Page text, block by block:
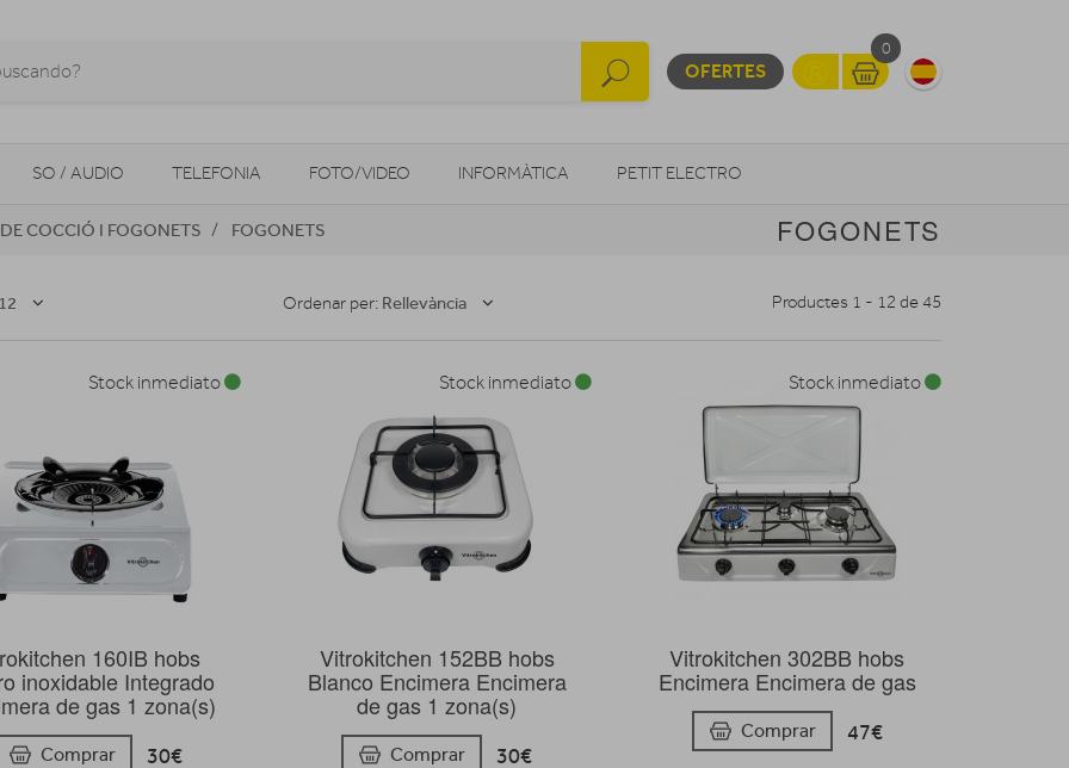
OFERTES
0
SO / AUDIO TELEFONIA FOTO/VIDEO INFORMÀTICA PETIT ELECTRO
MOBILITAT URBANA NAVEGADORS GPS
COCCIÓ I FOGONETS FOGONETS FOGONETS
Ordenar per: Rellevància Productes 1 - 12 de 45
160IB hobs
inoxidable Integrado
de gas 1 zona(s)
Comprar 30€
Stock inmediato
Vitrokitchen 152BB hobs
Blanco Encimera Encimera
de gas 1 zona(s)
Comprar 30€
Stock inmediato
Vitrokitchen 302BB hobs
Encimera Encimera de gas
Comprar 47€
Stock inmediato